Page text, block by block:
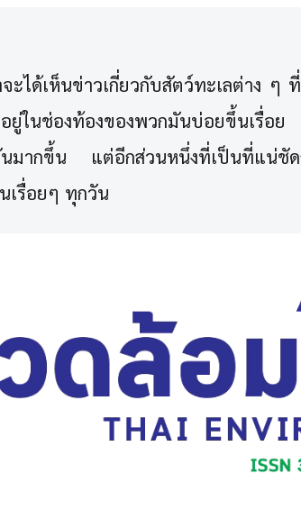
จะได้เห็นข่าวเกี่ยวกับสัตว์ทะเลต่าง ๆ
ยู่ในช่องท้องของพวกมันบ่อยขึ้นเรื่
มันมากขึ้น แต่อีกส่วนหนึ่งที่เป็นที่แ
เรื่อยๆ ทุกวัน